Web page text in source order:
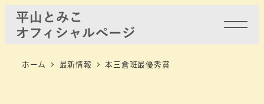
ホーム 最新情報 本三倉班最優秀賞